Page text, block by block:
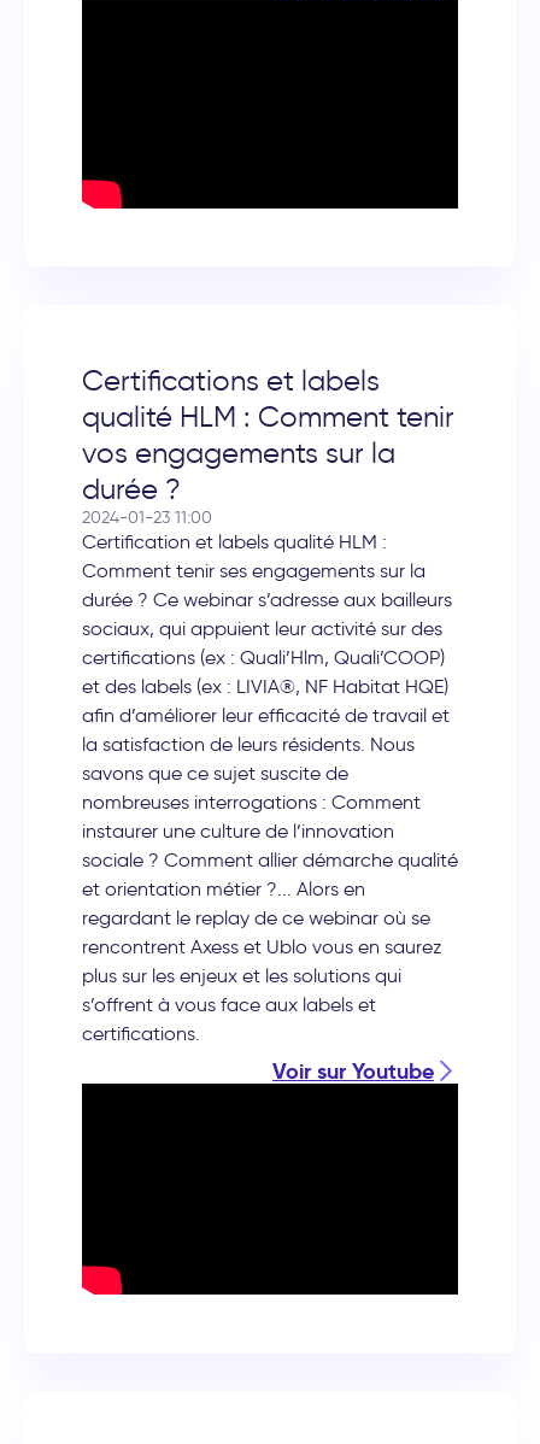
Certifications et labels
qualité HLM : Comment tenir
vos engagements sur la
durée ?
2024-01-23 11:00
Certification et labels qualité HLM :
Comment tenir ses engagements sur la
durée ? Ce webinar s’adresse aux bailleurs
sociaux, qui appuient leur activité sur des
certifications (ex : Quali’Hlm, Quali’COOP)
et des labels (ex : LIVIA®, NF Habitat HQE)
afin d’améliorer leur efficacité de travail et
la satisfaction de leurs résidents. Nous
savons que ce sujet suscite de
nombreuses interrogations : Comment
instaurer une culture de l’innovation
sociale ? Comment allier démarche qualité
et orientation métier ?... Alors en
regardant le replay de ce webinar où se
rencontrent Axess et Ublo vous en saurez
plus sur les enjeux et les solutions qui
s’offrent à vous face aux labels et
certifications.
Voir sur Youtube